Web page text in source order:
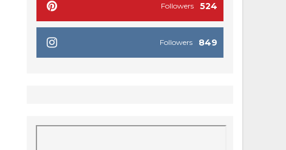
524
Followers
849
Followers